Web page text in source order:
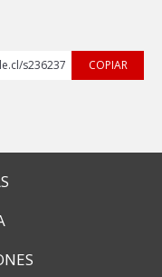
s236237 COPIAR